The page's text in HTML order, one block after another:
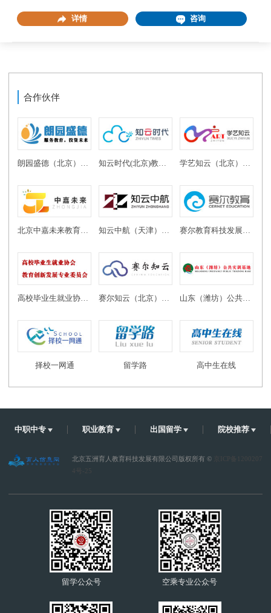
详情 咨询
合作伙伴
北京中嘉未来教育科技有限公司 知云中航（天津）教育科技有限公司 赛尔教育科技发展有限公司
山东（潍坊）公共实训基地
择校一网通 留学路 高中生在线
中职中专 职业教育 出国留学 院校推荐
北京五洲育人教育科技发展有限公司版权所有 ©
京ICP备1200207
4号-25
空乘专业公众号
留学公众号